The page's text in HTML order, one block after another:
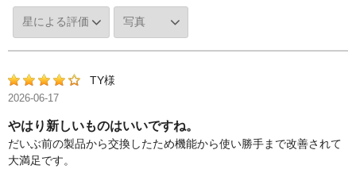
TY様
2026-06-17
やはり新しいものはいいですね。
だいぶ前の製品から交換したため機能から使い勝手まで改善されて
大満足です。